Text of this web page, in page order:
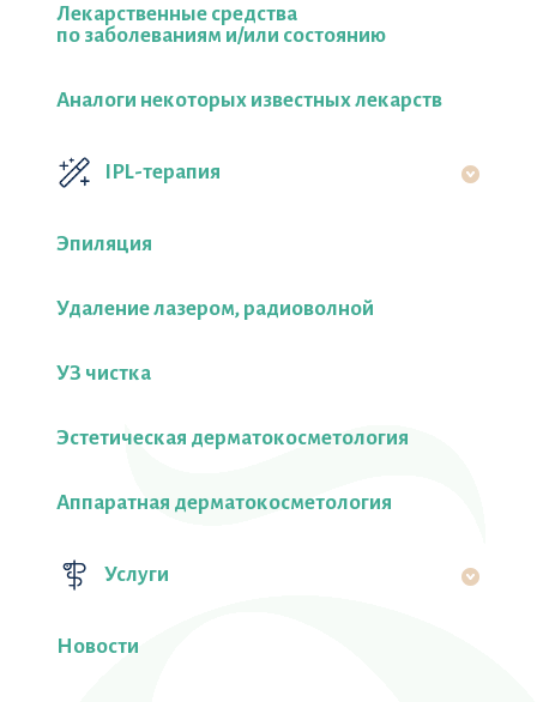
Лекарственные средства
по заболеваниям и/или состоянию
Аналоги некоторых известных лекарств
IPL-терапия
Эпиляция
Удаление лазером, радиоволной
УЗ чистка
Эстетическая дерматокосметология
Аппаратная дерматокосметология
Услуги
Новости